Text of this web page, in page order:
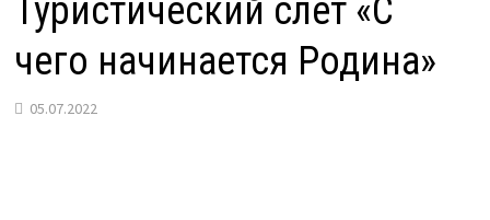
Туристический слет «С
чего начинается Родина»
05.07.2022